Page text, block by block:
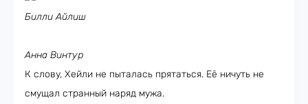
Билли Айлиш
Анна Винтур
К слову, Хейли не пыталась прятаться. Её ничуть не
смущал странный наряд мужа.